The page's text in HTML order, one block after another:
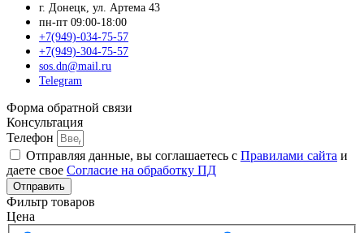
г. Донецк, ул. Артема 43
пн-пт 09:00-18:00
+7(949)-034-75-57
+7(949)-304-75-57
sos.dn@mail.ru
Telegram
Форма обратной связи
Консультация
Телефон
Отправляя данные, вы соглашаетесь с Правилами сайта и
даете свое Согласие на обработку ПД
Отправить
Фильтр товаров
Цена